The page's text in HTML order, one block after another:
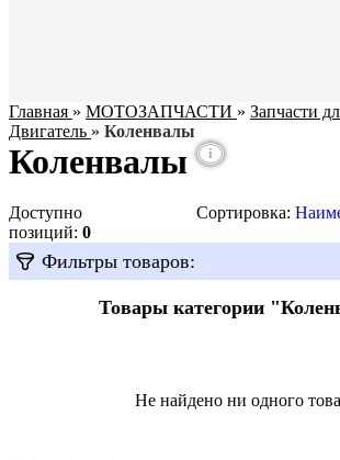
Главная » МОТОЗАПЧАСТИ » Запчасти
Двигатель » Коленвалы
Коленвалы i
Доступно
позиций: 0
Сортировка:
Фильтры товаров:
Товары категории
Не найдено ни одного